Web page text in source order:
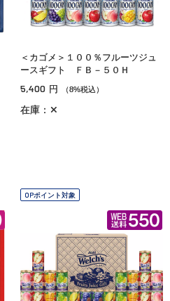
＜カゴメ＞１００％フルーツジュ
ースギフト ＦＢ－５０Ｈ
5,400 円 （8%税込）
在庫：✕
OPポイント対象